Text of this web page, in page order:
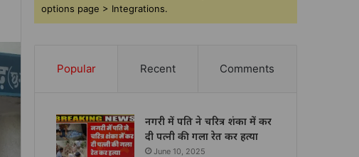
options page > Integrations.
Popular Recent Comments
नगरी में पति ने चरित्र शंका में कर
दी पत्नी की गला रेत कर हत्या
June 10, 2025